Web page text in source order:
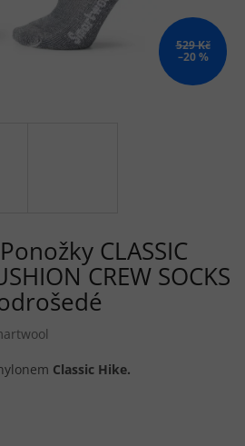
529 Kč
–20 %
CLASSIC
CREW SOCKS
Classic Hike.